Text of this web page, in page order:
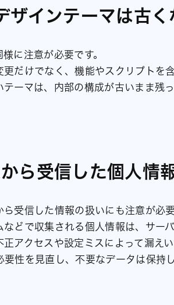
インテーマは古く
に注意が必要です。
更だけでなく、機能やスクリプトを
テーマは、内部の構成が古いまま残
ら受信した個人情
受信した情報の扱いにも注意が必要
などで収集される個人情報は、サー
アクセスや設定ミスによって漏えい
要性を見直し、不要なデータは保持